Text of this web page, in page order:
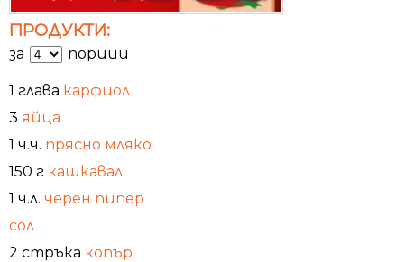
ПРОДУКТИ:
за порции
1 глава карфиол
3 яйца
1 ч.ч. прясно мляко
150 г кашкавал
1 ч.л. черен пипер
сол
2 стръка копър